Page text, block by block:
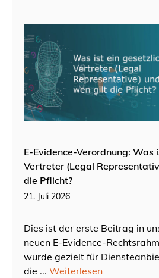
E-Evidence-Verordnung: Was
Vertreter (Legal
die Pflicht?
21. Juli 2026
Dies ist der erste Beitrag in
neuen E-Evidence-
wurde gezielt für
die ... Weiterlesen